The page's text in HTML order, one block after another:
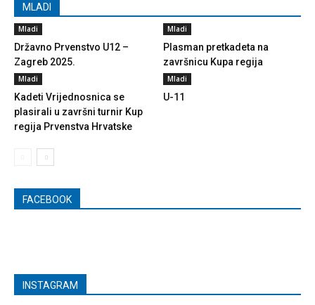
MLADI
Mladi
Državno Prvenstvo U12 –
Zagreb 2025.
Mladi
Plasman pretkadeta na
završnicu Kupa regija
Mladi
Kadeti Vrijednosnica se
plasirali u završni turnir Kup
regija Prvenstva Hrvatske
Mladi
U-11
FACEBOOK
INSTAGRAM